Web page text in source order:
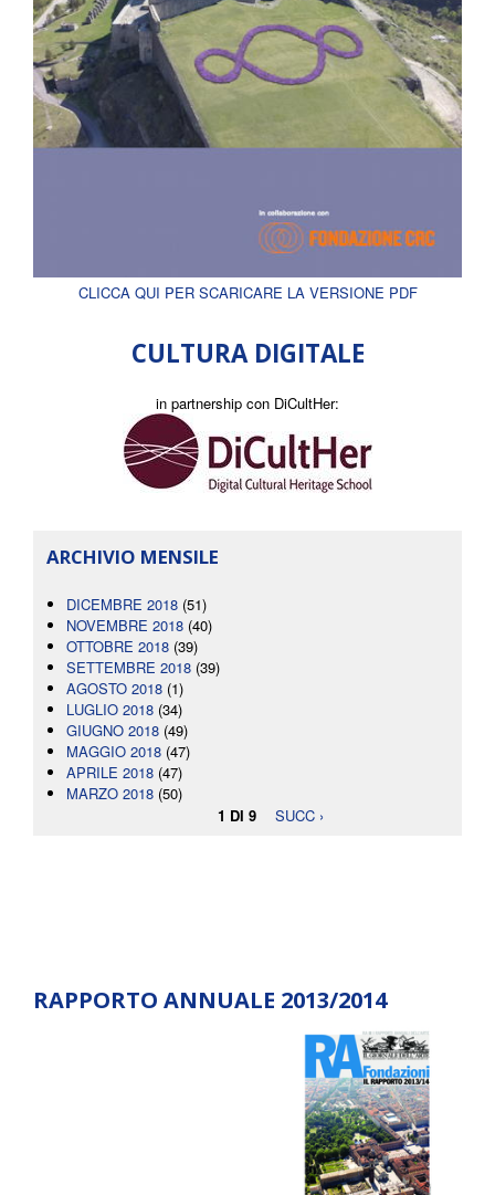
CLICCA QUI PER SCARICARE LA VERSIONE PDF
CULTURA DIGITALE
in partnership con DiCultHer:
ARCHIVIO MENSILE
DICEMBRE 2018 (51)
NOVEMBRE 2018 (40)
OTTOBRE 2018 (39)
SETTEMBRE 2018 (39)
AGOSTO 2018 (1)
LUGLIO 2018 (34)
GIUGNO 2018 (49)
MAGGIO 2018 (47)
APRILE 2018 (47)
MARZO 2018 (50)
1 DI 9
SUCC ›
RAPPORTO ANNUALE 2013/2014